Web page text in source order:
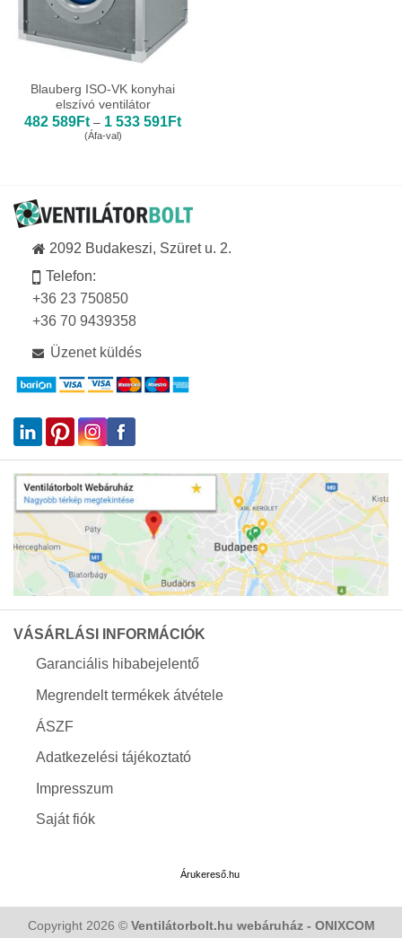
Blauberg ISO-VK konyhai
elszívó ventilátor
482 589Ft – 1 533 591FtÁrtartomány:
(Áfa-val)
2092 Budakeszi, Szüret u. 2.
Telefon:
+36 23 750850
+36 70 9439358
Üzenet küldés
VÁSÁRLÁSI INFORMÁCIÓK
Garanciális hibabejelentő
Megrendelt termékek átvétele
ÁSZF
Adatkezelési tájékoztató
Impresszum
Saját fiók
Árukereső.hu
Copyright 2026 © Ventilátorbolt.hu webáruház - ONIXCOM